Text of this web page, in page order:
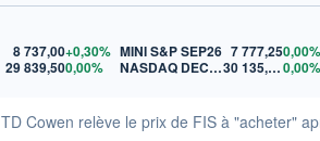
8 737,00+0,30%
29 839,500,00%
MINI S&P SEP26 7 777,250,00%
NASDAQ DEC26
30 135,000,00%
TD Cowen relève le prix de FIS à "acheter"